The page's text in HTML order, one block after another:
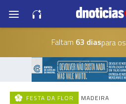
Faltam 63 diaspara os
FESTA DA FLOR MADEIRA